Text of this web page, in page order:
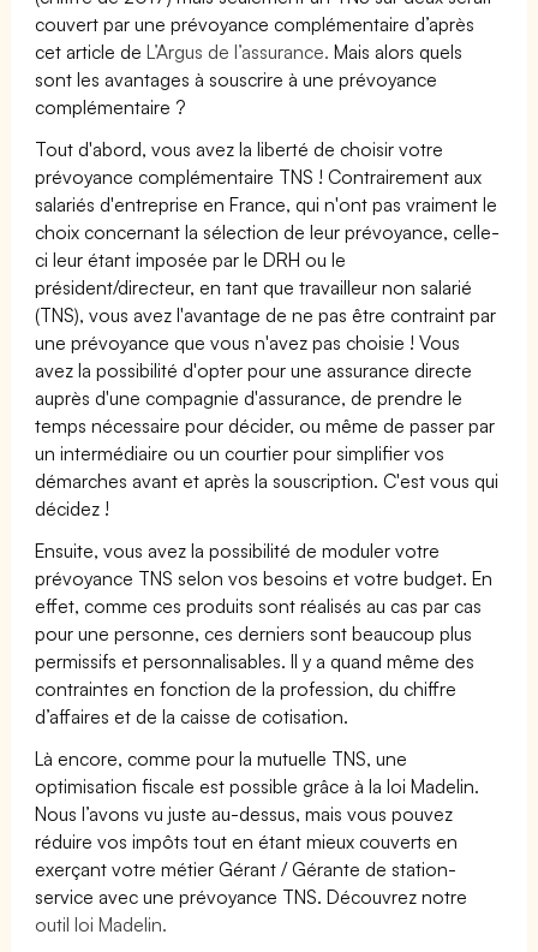
couvert par une prévoyance complémentaire d’après
cet article deL’Argus de l’assurance. Mais alors quels
sont les avantages à souscrire à une prévoyance
complémentaire ?
Tout d'abord, vous avez la liberté de choisir votre
prévoyance complémentaire TNS ! Contrairement aux
salariés d'entreprise en France, qui n'ont pas vraiment le
choix concernant la sélection de leur prévoyance, celle-
ci leur étant imposée par le DRH ou le
président/directeur, en tant que travailleur non salarié
(TNS), vous avez l'avantage de ne pas être contraint par
une prévoyance que vous n'avez pas choisie ! Vous
avez la possibilité d'opter pour une assurance directe
auprès d'une compagnie d'assurance, de prendre le
temps nécessaire pour décider, ou même de passer par
un intermédiaire ou un courtier pour simplifier vos
démarches avant et après la souscription. C'est vous qui
décidez !
Ensuite, vous avez la possibilité de moduler votre
prévoyance TNS selon vos besoins et votre budget. En
effet, comme ces produits sont réalisés au cas par cas
pour une personne, ces derniers sont beaucoup plus
permissifs et personnalisables. Il y a quand même des
contraintes en fonction de la profession, du chiffre
d’affaires et de la caisse de cotisation.
Là encore, comme pour la mutuelle TNS, une
optimisation fiscale est possible grâce à la loi Madelin.
Nous l’avons vu juste au-dessus, mais vous pouvez
réduire vos impôts tout en étant mieux couverts en
exerçant votre métier Gérant / Gérante de station-
service avec une prévoyance TNS. Découvrez notre
outil loi Madelin.